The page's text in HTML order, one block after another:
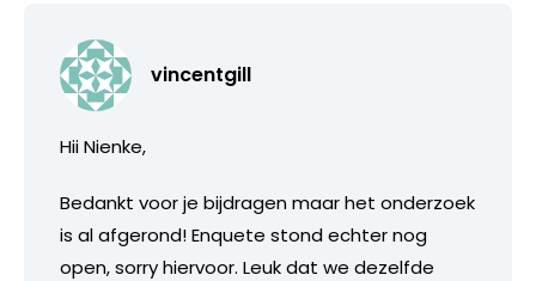
vincentgill
Hii Nienke,
Bedankt voor je bijdragen maar het onderzoek
is al afgerond! Enquete stond echter nog
open, sorry hiervoor. Leuk dat we dezelfde